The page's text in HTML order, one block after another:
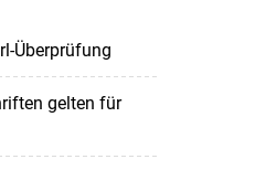
Überprüfung
gelten für